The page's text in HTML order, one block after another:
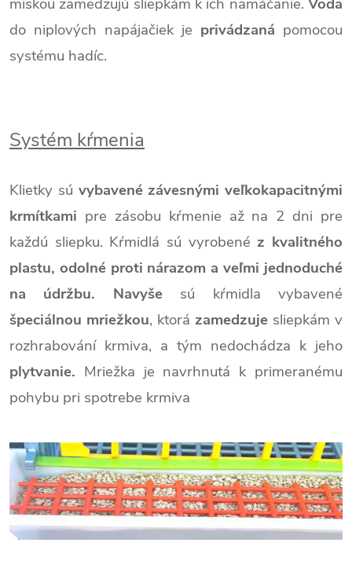
do niplových napájačiek je privádzaná pomocou
systému hadíc.
Systém kŕmenia
Klietky sú vybavené závesnými veľkokapacitnými
krmítkami pre zásobu kŕmenie až na 2 dni pre
každú sliepku. Kŕmidlá sú vyrobené z kvalitného
plastu, odolné proti nárazom a veľmi jednoduché
na údržbu. Navyšesú kŕmidla vybavené
špeciálnou mriežkou, ktorá zamedzuje sliepkám v
rozhrabování krmiva, a tým nedochádza k jeho
plytvanie. Mriežka je navrhnutá k primeranému
pohybu pri spotrebe krmiva